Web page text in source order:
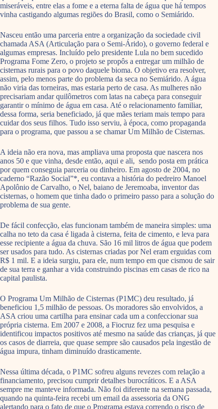
miseráveis, entre elas a fome e a eterna falta de água que há tempos
vinha castigando algumas regiões do Brasil, como o Semiárido.
Nasceu então uma parceria entre a organização da sociedade civil
chamada ASA (Articulação para o Semi-Árido), o governo federal e
algumas empresas. Incluído pelo presidente Lula no bem sucedido
Programa Fome Zero, o projeto se propôs a entregar um milhão de
cisternas rurais para o povo daquele bioma. O objetivo era resolver,
assim, pelo menos parte do problema da seca no Semiárido. A água
não viria das torneiras, mas estaria perto de casa. As mulheres não
precisariam andar quilômetros com latas na cabeça para conseguir
garantir o mínimo de água em casa. Até o relacionamento familiar,
dessa forma, seria beneficiado, já que mães teriam mais tempo para
cuidar dos seus filhos. Tudo isso serviu, à época, como propaganda
para o programa, que passou a se chamar Um Milhão de Cisternas.
A ideia não era nova, mas ampliava uma proposta que nascera nos
anos 50 e que vinha, desde então, aqui e ali, sendo posta em prática
por quem conseguia parceria ou dinheiro. Em agosto de 2004, no
caderno “Razão Social”*, eu contava a história do pedreiro Manoel
Apolônio de Carvalho, o Nel, baiano de Jeremoaba, inventor das
cisternas, o homem que tinha dado o primeiro passo para a solução do
problema de sua gente.
De fácil confecção, elas funcionam também de maneira simples: uma
calha no teto da casa é ligada à cisterna, feita de cimento, e leva para
esse recipiente a água da chuva. São 16 mil litros de água que podem
ser usados para tudo. As cisternas criadas por Nel eram erguidas com
R$ 1 mil. E a ideia surgiu, para ele, num tempo em que cismou de sair
de sua terra e ganhar a vida construindo piscinas em casas de rico na
capital paulista.
O Programa Um Milhão de Cisternas (P1MC) deu resultado, já
beneficiou 1,5 milhão de pessoas. Os moradores são envolvidos, a
ASA criou uma cartilha para ensinar cada um a confeccionar sua
própria cisterna. Em 2007 e 2008, a Fiocruz fez uma pesquisa e
identificou impactos positivos até mesmo na saúde das crianças, já que
os casos de diarreia, que quase sempre são causados pela ingestão de
água impura, tinham diminuído drasticamente.
Nessa última década, o P1MC sofreu alguns revezes com relação a
financiamento, precisou cumprir detalhes burocráticos. E a ASA
sempre me manteve informada. Não foi diferente na semana passada,
quando na quinta-feira recebi um email da assessoria da ONG
alertando para o fato de que o Programa estava correndo o risco de